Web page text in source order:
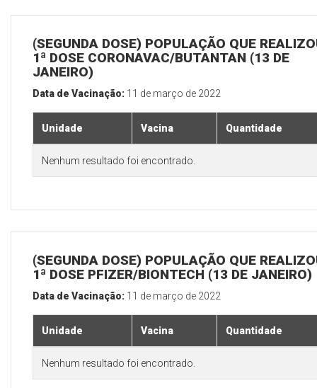
(SEGUNDA DOSE) POPULAÇÃO QUE
1ª DOSE CORONAVAC/BUTANTAN (13 DE
JANEIRO)
Data de Vacinação: 11 de março de 2022
Unidade Vacina Quantidade
Nenhum resultado foi encontrado.
(SEGUNDA DOSE) POPULAÇÃO QUE
1ª DOSE PFIZER/BIONTECH (13 DE JANEIRO)
Data de Vacinação: 11 de março de 2022
Unidade Vacina Quantidade
Nenhum resultado foi encontrado.